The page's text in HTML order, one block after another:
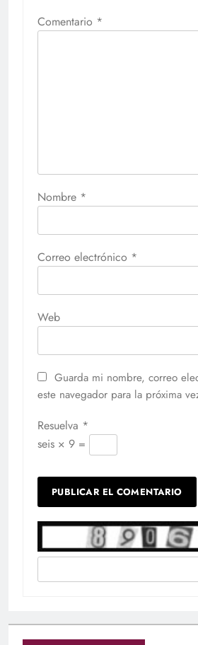
Comentario *
Nombre *
Correo electrónico *
Web
Guarda mi nombre, correo
este navegador para la próxima
Resuelva *
seis × 9 =